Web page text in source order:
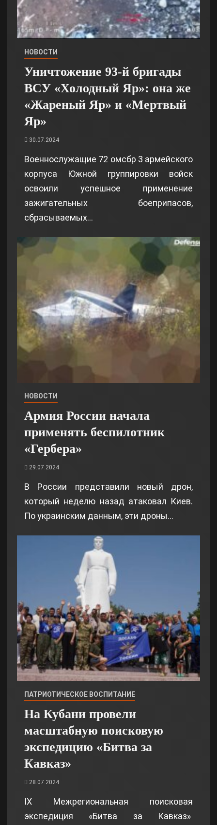
НОВОСТИ
Уничтожение 93-й бригады
ВСУ «Холодный Яр»: она же
«Жареный Яр» и «Мертвый
Яр»
30.07.2024
Военнослужащие 72 омсбр 3 армейского
корпуса Южной группировки войск
освоили успешное применение
зажигательных боеприпасов,
сбрасываемых…
НОВОСТИ
Армия России начала
применять беспилотник
«Гербера»
29.07.2024
В России представили новый дрон,
который неделю назад атаковал Киев.
По украинским данным, эти дроны…
ПАТРИОТИЧЕСКОЕ ВОСПИТАНИЕ
На Кубани провели
масштабную поисковую
экспедицию «Битва за
Кавказ»
28.07.2024
IX Межрегиональная поисковая
экспедиция «Битва за Кавказ»